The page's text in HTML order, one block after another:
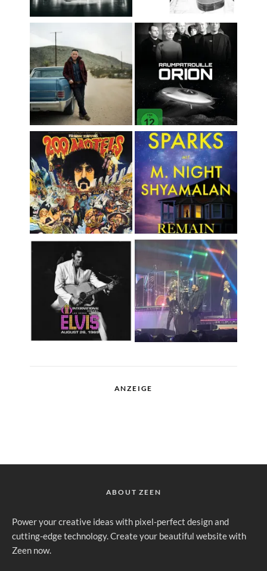
ANZEIGE
ABOUT ZEEN
Power your creative ideas with pixel-perfect design and
cutting-edge technology. Create your beautiful website with
Zeen now.